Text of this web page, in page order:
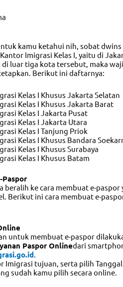
kamu ketahui nih, sobat
Imigrasi Kelas I, yaitu di
luar tiga kota tersebut, maka
Berikut ini daftarnya:
Kelas I Khusus Jakarta Selatan
Kelas I Khusus Jakarta Barat
Kelas I Jakarta Pusat
Kelas I Jakarta Utara
Kelas I Tanjung Priok
Kelas I Khusus Bandara
Kelas I Khusus Surabaya
Kelas I Khusus Batam
Paspor
beralih ke cara membuat e-
Berikut ini cara membuat e-
untuk membuat e-paspor
Paspor Onlinedari
.
Imigrasi tujuan, serta pilih
sudah kamu pilih secara online.